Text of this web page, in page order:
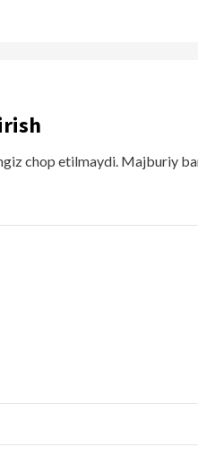
chop etilmaydi. Majburiy